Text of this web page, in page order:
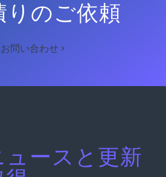
りのご依頼
お問い合わせ
ュースと更新